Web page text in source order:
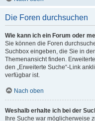
Die Foren durchsuchen
Wie kann ich ein Forum oder
Sie können die Foren
Suchbox eingeben, die Sie in
Themenansicht finden.
den „Erweiterte Suche“-Link
verfügbar ist.
Nach oben
Weshalb erhalte ich bei der
Ihre Suche war möglicherweise